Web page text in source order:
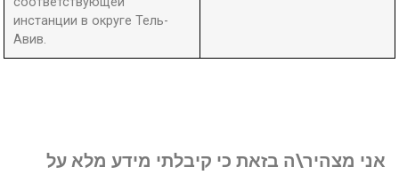
инстанции в округе Тель-
Авив.
אני מצהיר\ה בזאת כי קיבלתי מידע מלא על